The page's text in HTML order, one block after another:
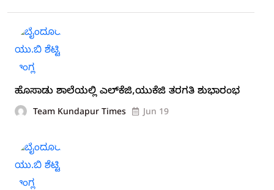
ಹೊಸಾಡು ಶಾಲೆಯಲ್ಲಿ ಎಲ್‍ಕೆಜಿ,ಯುಕೆಜಿ ತರಗತಿ ಶುಭಾರಂಭ
Team Kundapur Times Jun 19